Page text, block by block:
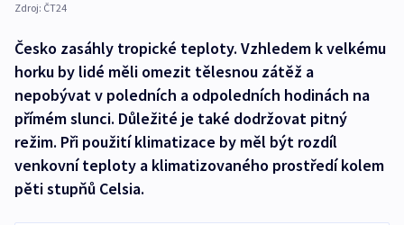
Zdroj: ČT24
Česko zasáhly tropické teploty. Vzhledem k velkému
horku by lidé měli omezit tělesnou zátěž a
nepobývat v poledních a odpoledních hodinách na
přímém slunci. Důležité je také dodržovat pitný
režim. Při použití klimatizace by měl být rozdíl
venkovní teploty a klimatizovaného prostředí kolem
pěti stupňů Celsia.